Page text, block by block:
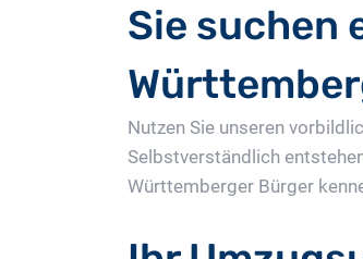
Sie suchen
Nutzen Sie unseren
Selbstverständlich
Württemberger Bürger